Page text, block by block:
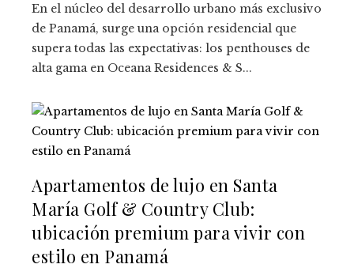
En el núcleo del desarrollo urbano más exclusivo
de Panamá, surge una opción residencial que
supera todas las expectativas: los penthouses de
alta gama en Oceana Residences & S...
Apartamentos de lujo en Santa
María Golf & Country Club:
ubicación premium para vivir con
estilo en Panamá